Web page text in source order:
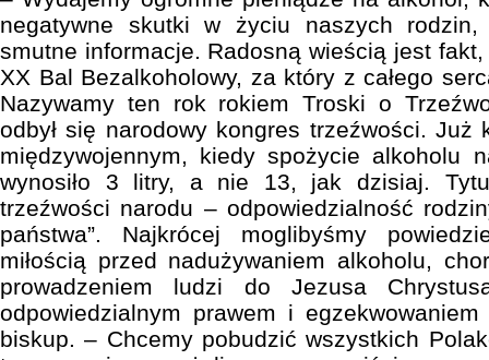
negatywne skutki w życiu naszych
smutne informacje. Radosną wieścią jest
XX Bal Bezalkoholowy, za który z całego
Nazywamy ten rok rokiem Troski o
odbył się narodowy kongres trzeźwości. Już
międzywojennym, kiedy spożycie alkoholu
wynosiło 3 litry, a nie 13, jak dzisiaj.
trzeźwości narodu – odpowiedzialność
państwa”. Najkrócej moglibyśmy
miłością przed nadużywaniem alkoholu,
prowadzeniem ludzi do Jezusa
odpowiedzialnym prawem i
biskup. – Chcemy pobudzić wszystkich